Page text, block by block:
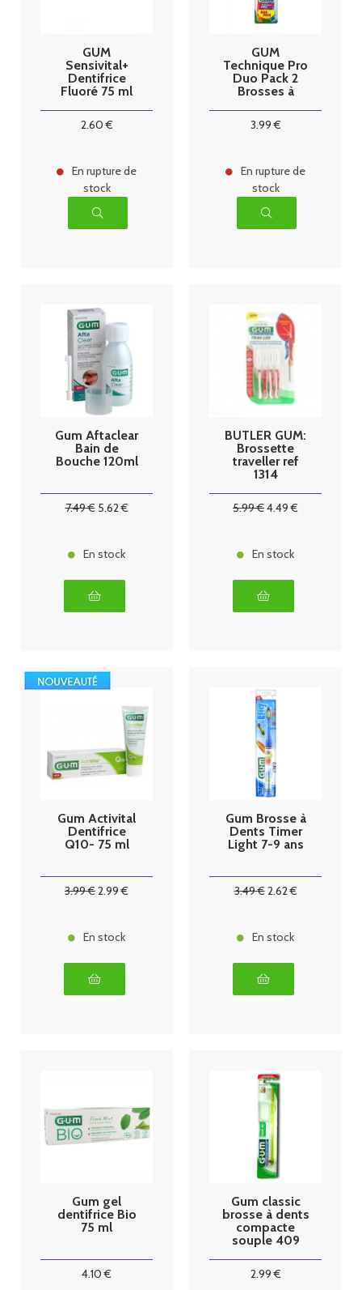
GUM
Sensivital+
Dentifrice
Fluoré 75 ml
2.60€
En rupture de
stock
GUM
Technique Pro
Duo Pack 2
Brosses à
3.99€
En rupture de
stock
Gum Aftaclear
Bain de
Bouche 120ml
7.49€ 5.62€
En stock
BUTLER GUM:
Brossette
traveller ref
1314
5.99€4.49 €
En stock
Gum Activital
Dentifrice
Q10- 75 ml
3.99€2.99 €
En stock
Gum Brosse à
Dents Timer
Light 7-9 ans
3.49€2.62€
En stock
Gum gel
dentifrice Bio
75 ml
4.10 €
Gum classic
brosse à dents
compacte
souple 409
2.99€